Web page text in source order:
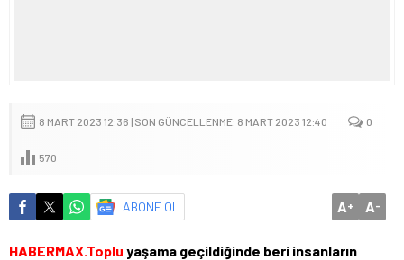
8 MART 2023 12:36 | SON GÜNCELLENME: 8 MART 2023 12:40 0
570
ABONE OL A+ A-
HABERMAX.Toplu yaşama geçildiğinde beri insanların